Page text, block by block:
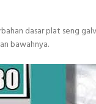
dasar plat seng
bawahnya.